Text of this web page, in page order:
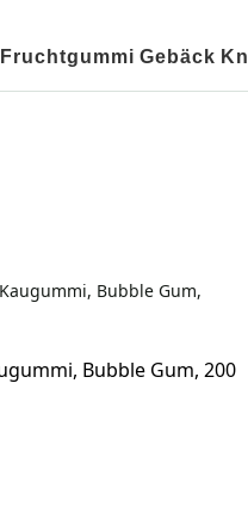
Fruchtgummi Gebäck
Bubble Gum,